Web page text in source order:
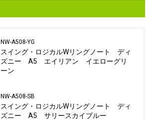
NW-A508-YG
スイング・ロジカルWリングノート ディ
ズニー A5 エイリアン イエローグリ
ーン
NW-A508-SB
スイング・ロジカルWリングノート ディ
ズニー A5 サリースカイブルー